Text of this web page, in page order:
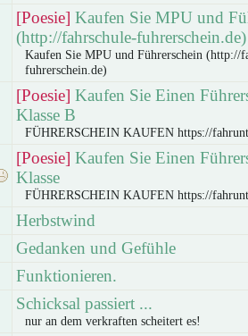
[Poesie] Kaufen Sie MPU und
(http://fahrschule-fuhrerschein.de)
Kaufen Sie MPU und Führerschein (http://
fuhrerschein.de)
[Poesie] Kaufen Sie Einen
Klasse B
FÜHRERSCHEIN KAUFEN https://
[Poesie] Kaufen Sie Einen
Klasse
FÜHRERSCHEIN KAUFEN https://
Herbstwind
Gedanken und Gefühle
Funktionieren.
Schicksal passiert ...
nur an dem verkraften scheitert es!